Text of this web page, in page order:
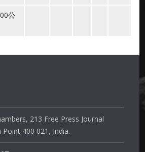
公
213 Free Press Journal
400 021, India.